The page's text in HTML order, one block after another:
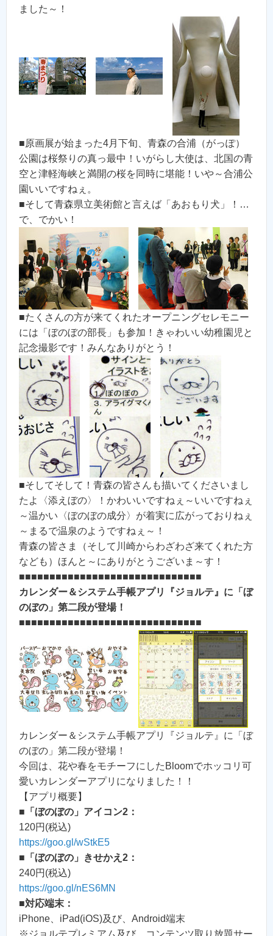
ました～！
■原画展が始まった4月下旬、青森の合浦（がっぽ）
公園は桜祭りの真っ最中！いがらし大使は、北国の青
空と津軽海峡と満開の桜を同時に堪能！いや～合浦公
園いいですねぇ。
■そして青森県立美術館と言えば「あおもり犬」！…
で、でかい！
■たくさんの方が来てくれたオープニングセレモニー
には「ぼのぼの部長」も参加！きゃわいい幼稚園児と
記念撮影です！みんなありがとう！
■そしてそして！青森の皆さんも描いてくださいまし
たよ〈添えぼの〉！かわいいですねぇ～いいですねぇ
～温かい〈ぼのぼの成分〉が着実に広がっておりねぇ
～まるで温泉のようですねぇ～！
青森の皆さま（そして川崎からわざわざ来てくれた方
なども）ほんと～にありがとうございま～す！
■■■■■■■■■■■■■■■■■■■■■■■■■■■■■■
カレンダー＆システム手帳アプリ『ジョルテ』に「ぼ
のぼの」第二段が登場！
■■■■■■■■■■■■■■■■■■■■■■■■■■■■■■
カレンダー＆システム手帳アプリ『ジョルテ』に「ぼ
のぼの」第二段が登場！
今回は、花や春をモチーフにしたBloomでホッコリ可
愛いカレンダーアプリになりました！！
【アプリ概要】
■「ぼのぼの」アイコン2：
120円(税込)
https://goo.gl/wStkE5
■「ぼのぼの」きせかえ2：
240円(税込)
https://goo.gl/nES6MN
■対応端末：
iPhone、iPad(iOS)及び、Android端末